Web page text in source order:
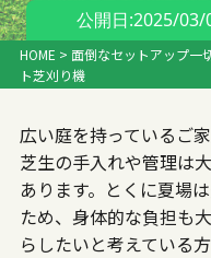
公開日:2025/
HOME > 面倒なセットアップ一
ト芝刈り機
広い庭を持っているご
芝生の手入れや管理は
あります。とくに夏場
ため、身体的な負担も
らしたいと考えている